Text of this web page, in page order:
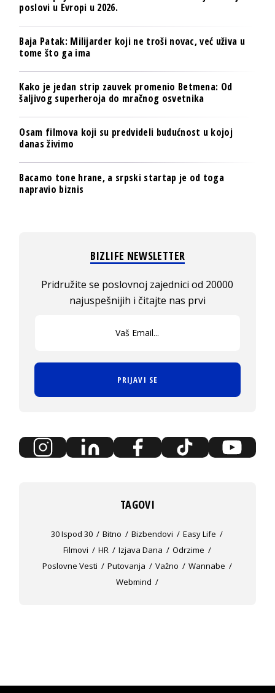
poslovi u Evropi u 2026.
Baja Patak: Milijarder koji ne troši novac, već uživa u
tome što ga ima
Kako je jedan strip zauvek promenio Betmena: Od
šaljivog superheroja do mračnog osvetnika
Osam filmova koji su predvideli budućnost u kojoj
danas živimo
Bacamo tone hrane, a srpski startap je od toga
napravio biznis
BIZLIFE NEWSLETTER
Pridružite se poslovnoj zajednici od 20000
najuspešnijih i čitajte nas prvi
PRIJAVI SE
TAGOVI
30 Ispod 30 Bitno Bizbendovi
Easy Life
Filmovi
HR Izjava Dana
Odrzime
Poslovne Vesti
Putovanja Važno
Wannabe
Webmind